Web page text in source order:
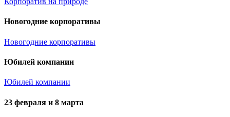
Новогодние корпоративы
Новогодние корпоративы
Юбилей компании
Юбилей компании
23 февраля и 8 марта